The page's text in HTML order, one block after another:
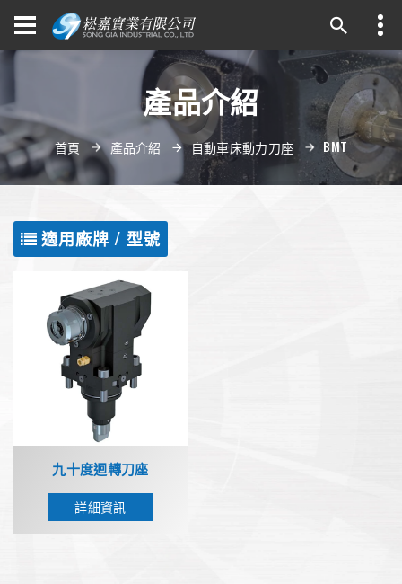
產品介紹
首頁 產品介紹 自動車床動力刀座 BMT
適用廠牌 / 型號
九十度迴轉刀座
詳細資訊